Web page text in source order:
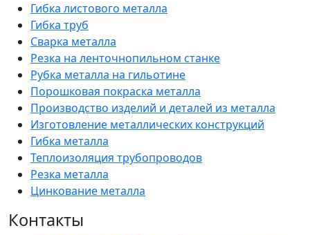
Гибка листового металла
Гибка труб
Сварка металла
Резка на ленточнопильном станке
Рубка металла на гильотине
Порошковая покраска металла
Производство изделий и деталей из металла
Изготовление металлических конструкций
Гибка металла
Теплоизоляция трубопроводов
Резка металла
Цинкование металла
Контакты